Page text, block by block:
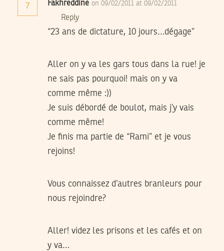
7 Fakhreddine on 09/02/2011 at 09/02/2011
Reply
“23 ans de dictature, 10 jours…dégage”
Aller on y va les gars tous dans la rue! je
ne sais pas pourquoi! mais on y va
comme même :))
Je suis débordé de boulot, mais j’y vais
comme même!
Je finis ma partie de “Rami” et je vous
rejoins!
Vous connaissez d’autres branleurs pour
nous rejoindre?
Aller! videz les prisons et les cafés et on
y va…